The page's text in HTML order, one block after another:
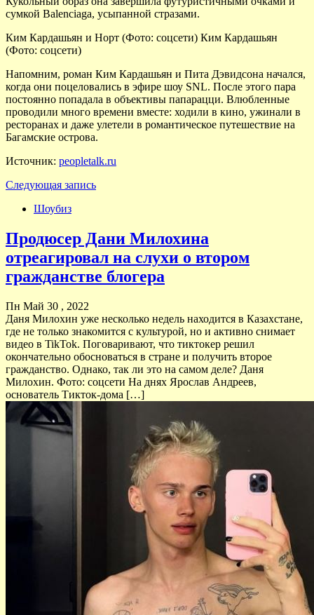
сумкой Balenciaga, усыпанной стразами.
Ким Кардашьян и Норт (Фото: соцсети) Ким Кардашьян
(Фото: соцсети)
Напомним, роман Ким Кардашьян и Пита Дэвидсона начался,
когда они поцеловались в эфире шоу SNL. После этого пара
постоянно попадала в объективы папарацци. Влюбленные
проводили много времени вместе: ходили в кино, ужинали в
ресторанах и даже улетели в романтическое путешествие на
Багамские острова.
Источник: peopletalk.ru
Следующая запись
Шоубиз
Продюсер Дани Милохина
отреагировал на слухи о втором
гражданстве блогера
Пн Май 30 , 2022
Даня Милохин уже несколько недель находится в Казахстане,
где не только знакомится с культурой, но и активно снимает
видео в TikTok. Поговаривают, что тиктокер решил
окончательно обосноваться в стране и получить второе
гражданство. Однако, так ли это на самом деле? Даня
Милохин. Фото: соцсети На днях Ярослав Андреев,
основатель Тикток-дома […]